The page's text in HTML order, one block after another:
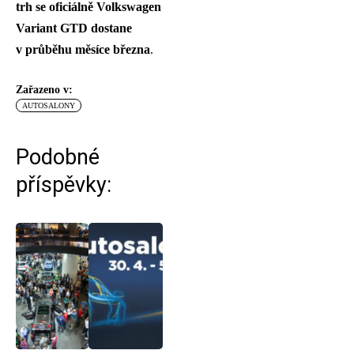
trh se oficiálně Volkswagen
Variant GTD dostane
v průběhu měsíce března.
Zařazeno v:
AUTOSALONY
Podobné
příspěvky: